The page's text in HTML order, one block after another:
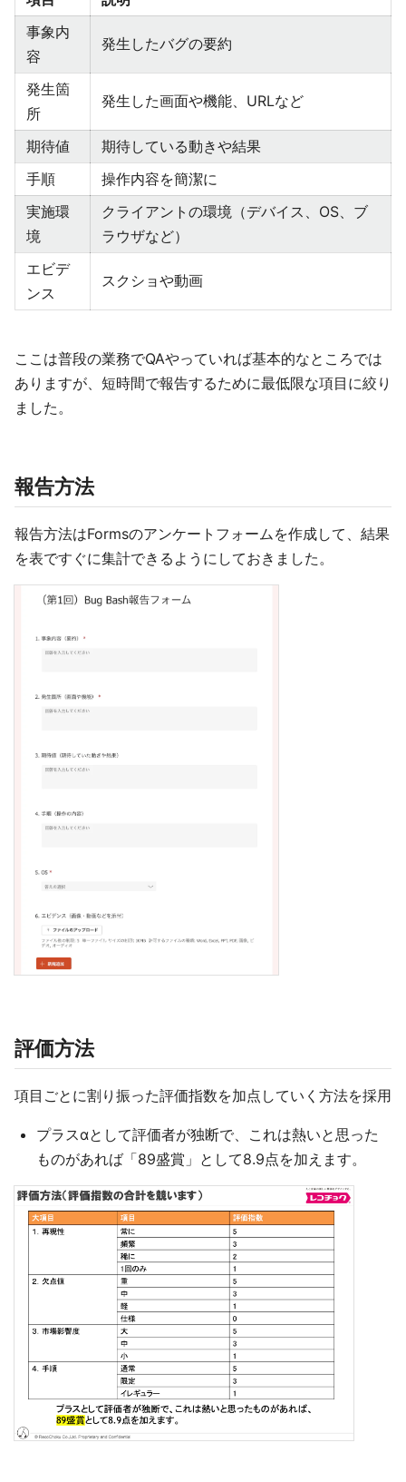
事象内
容
発生したバグの要約
発生箇
所
発生した画面や機能、URLなど
期待値
期待している動きや結果
手順
操作内容を簡潔に
実施環
境
クライアントの環境（デバイス、OS、ブ
ラウザなど）
エビデ
ンス
スクショや動画
ここは普段の業務でQAやっていれば基本的なところでは
ありますが、短時間で報告するために最低限な項目に絞り
ました。
報告方法
報告方法はFormsのアンケートフォームを作成して、結果
を表ですぐに集計できるようにしておきました。
評価方法
項目ごとに割り振った評価指数を加点していく方法を採用
プラスαとして評価者が独断で、これは熱いと思った
ものがあれば「89盛賞」として8.9点を加えます。